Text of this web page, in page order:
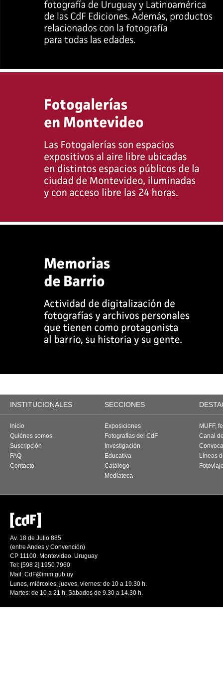
INSTITUCIONALES SECCIONES
Inicio
Quiénes somos
Suscripción
FAQ
Contacto
Exposiciones
Fotografías del CdF
Investigación
Educativa
Catálogo
Mediateca
MUFF,
Canal
Líneas
Av. 18 de Julio 885
(entre Andes y Convención)
CP 11100. Montevideo. Uruguay
Tel: [598 2] 1950 7960
Mail: CdF@imm.gub.uy
Lunes, miércoles, jueves, viernes: de 10 a 19.30 h.
Martes: de 10 a 21 h. Sábados de 9.30 a 14.30 h.